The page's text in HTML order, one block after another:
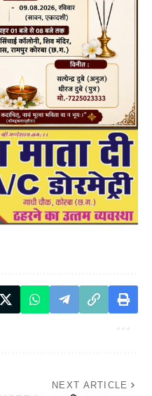
NEXT ARTICLE